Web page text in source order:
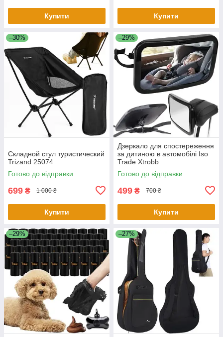
Купити Купити
–30%
Складной стул туристический
Trizand 25074
Готово до відправки
699 ₴ 1 000 ₴
Купити
–29%
Дзеркало для спостереження
за дитиною в автомобілі Iso
Trade Xtrobb
Готово до відправки
499 ₴ 700 ₴
Купити
–29% –27%